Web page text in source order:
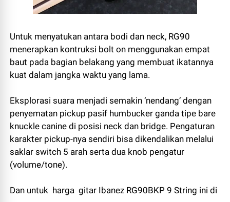
Untuk menyatukan antara bodi dan neck, RG90
menerapkan kontruksi bolt on menggunakan empat
baut pada bagian belakang yang membuat ikatannya
kuat dalam jangka waktu yang lama.
Eksplorasi suara menjadi semakin ‘nendang’ dengan
penyematan pickup pasif humbucker ganda tipe bare
knuckle canine di posisi neck dan bridge. Pengaturan
karakter pickup-nya sendiri bisa dikendalikan melalui
saklar switch 5 arah serta dua knob pengatur
(volume/tone).
Dan untuk harga gitar Ibanez RG90BKP 9 String ini di